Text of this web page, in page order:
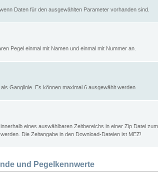
Daten für den ausgewählten Parameter vorhanden sind.
Pegel einmal mit Namen und einmal mit Nummer an.
Ganglinie. Es können maximal 6 ausgewählt werden.
eines auswählbaren Zeitbereichs in einer Zip Datei
Die Zeitangabe in den Download-Dateien ist MEZ!
und Pegelkennwerte